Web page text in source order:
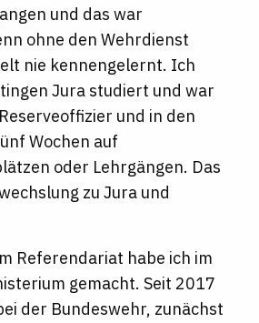
und das war
ohne den Wehrdienst
nie kennengelernt. Ich
Jura studiert und war
und in den
Wochen auf
oder Lehrgängen. Das
zu Jura und
Referendariat habe ich im
gemacht. Seit 2017
der Bundeswehr, zunächst